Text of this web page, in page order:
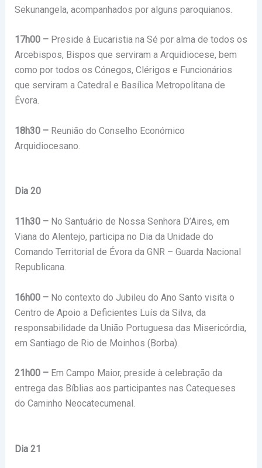
Sekunangela, acompanhados por alguns paroquianos.
17h00 –Preside à Eucaristia na Sé por alma de todos os
Arcebispos, Bispos que serviram a Arquidiocese, bem
como por todos os Cónegos, Clérigos e Funcionários
que serviram a Catedral e Basílica Metropolitana de
Évora.
18h30 –Reunião do Conselho Económico
Arquidiocesano.
Dia 20
11h30 –No Santuário de Nossa Senhora D’Aires, em
Viana do Alentejo, participa no Dia da Unidade do
Comando Territorial de Évora da GNR – Guarda Nacional
Republicana.
16h00 –No contexto do Jubileu do Ano Santo visita o
Centro de Apoio a Deficientes Luís da Silva, da
responsabilidade da União Portuguesa das Misericórdia,
em Santiago de Rio de Moinhos (Borba).
21h00 –Em Campo Maior, preside à celebração da
entrega das Bíblias aos participantes nas Catequeses
do Caminho Neocatecumenal.
Dia 21